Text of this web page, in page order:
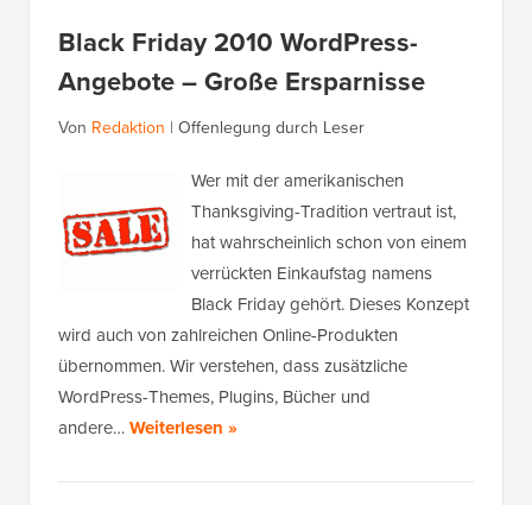
Black Friday 2010 WordPress-
Angebote – Große Ersparnisse
Von Redaktion | Offenlegung durch Leser
Wer mit der amerikanischen
Thanksgiving-Tradition vertraut ist,
hat wahrscheinlich schon von einem
verrückten Einkaufstag namens
Black Friday gehört. Dieses Konzept
wird auch von zahlreichen Online-Produkten
übernommen. Wir verstehen, dass zusätzliche
WordPress-Themes, Plugins, Bücher und
andere…Weiterlesen »